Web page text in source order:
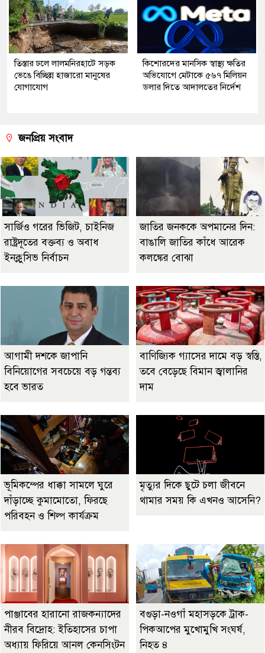
তিস্তার ঢলে লালমনিরহাটে সড়ক
ভেঙে বিচ্ছিন্ন হাজারো মানুষের
যোগাযোগ
কিশোরদের মানসিক স্বাস্থ্য ক্ষতির
অভিযোগে মেটাকে ৫৬৭ মিলিয়ন
ডলার দিতে আদালতের নির্দেশ
জনপ্রিয় সংবাদ
সার্জিও গরের ভিজিট, চাইনিজ
রাষ্ট্রদূতের বক্তব্য ও অবাধ
ইনক্লুসিভ নির্বাচন
জাতির জনককে অপমানের দিন:
বাঙালি জাতির কাঁধে আরেক
কলঙ্কের বোঝা
আগামী দশকে জাপানি
বিনিয়োগের সবচেয়ে বড় গন্তব্য
হবে ভারত
বাণিজ্যিক গ্যাসের দামে বড় স্বস্তি,
তবে বেড়েছে বিমান জ্বালানির
দাম
ভূমিকম্পের ধাক্কা সামলে ঘুরে
দাঁড়াচ্ছে কুমামোতো, ফিরছে
পরিবহন ও শিল্প কার্যক্রম
মৃত্যুর দিকে ছুটে চলা জীবনে
থামার সময় কি এখনও আসেনি?
পাঞ্জাবের হারানো রাজকন্যাদের
নীরব বিদ্রোহ: ইতিহাসের চাপা
অধ্যায় ফিরিয়ে আনল কেনসিংটন
বগুড়া-নওগাঁ মহাসড়কে ট্রাক-
পিকআপের মুখোমুখি সংঘর্ষ,
নিহত ৪